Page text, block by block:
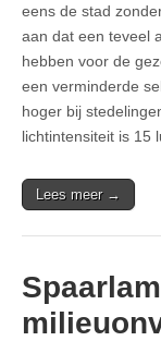
eens de stad
aan dat een teveel
hebben voor de
een verminderde
hoger bij
lichtintensiteit is 15
Lees meer →